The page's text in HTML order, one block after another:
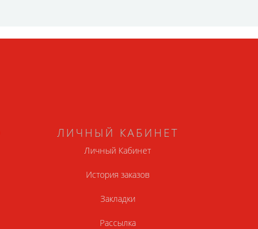
ЛИЧНЫЙ КАБИНЕТ
Личный Кабинет
История заказов
Закладки
Рассылка